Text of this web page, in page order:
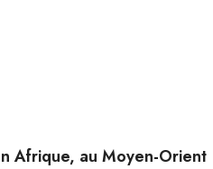
Afrique, au Moyen-Orient